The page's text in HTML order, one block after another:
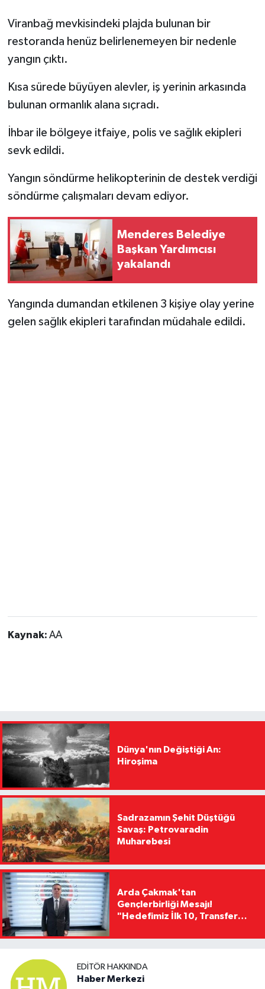
Viranbağ mevkisindeki plajda bulunan bir
restoranda henüz belirlenemeyen bir nedenle
yangın çıktı.
Kısa sürede büyüyen alevler, iş yerinin arkasında
bulunan ormanlık alana sıçradı.
İhbar ile bölgeye itfaiye, polis ve sağlık ekipleri
sevk edildi.
Yangın söndürme helikopterinin de destek verdiği
söndürme çalışmaları devam ediyor.
Menderes Belediye
Başkan Yardımcısı
yakalandı
Yangında dumandan etkilenen 3 kişiye olay yerine
gelen sağlık ekipleri tarafından müdahale edildi.
Kaynak: AA
Dünya'nın Değiştiği An:
Hiroşima
Sadrazamın Şehit Düştüğü
Savaş: Petrovaradin
Muharebesi
Arda Çakmak'tan
Gençlerbirliği Mesajı!
"Hedefimiz İlk 10, Transfer
Kaldıracağız"
EDITÖR HAKKINDA
Haber Merkezi